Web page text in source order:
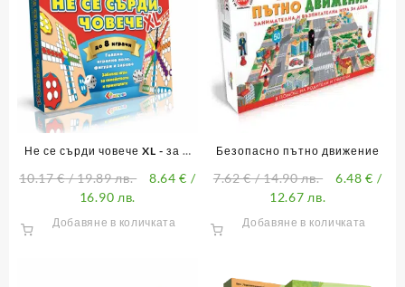
Не се сърди човече XL - за 8
10.17€/ 19.89 лв. 8.64€ /
16.90 лв.
Добавяне в количката
Безопасно пътно движение
7.62€/ 14.90 лв. 6.48€ /
12.67 лв.
Добавяне в количката